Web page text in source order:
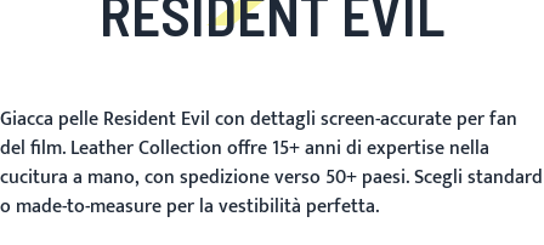
Giacca pelle Resident Evil con dettagli screen-accurate per fan
del film. Leather Collection offre 15+ anni di expertise nella
cucitura a mano, con spedizione verso 50+ paesi. Scegli standard
o made-to-measure per la vestibilità perfetta.